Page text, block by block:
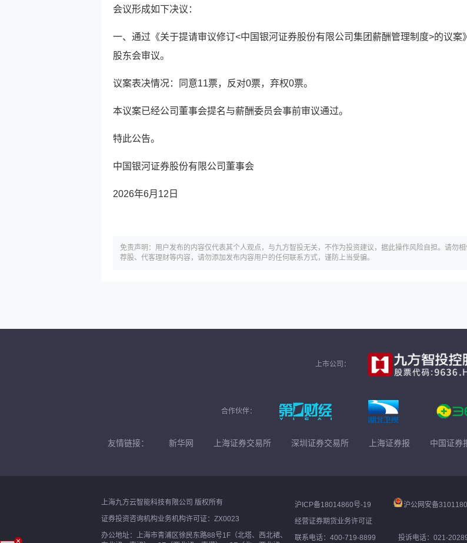
会议形成如下决议：
一、通过《关于提请审议修订<中国银河证券股份有限公司集团薪酬管理制度>的议案
股东会审议。
议案表决情况：同意11票，反对0票，弃权0票。
本议案已经公司董事会提名与薪酬委员会事前审议通过。
特此公告。
中国银河证券股份有限公司董事会
2026年6月12日
免责声明：用户发布的内容仅代表其个人观点，与九方智投无关，不作为投资建议，据此操作风险自担。请勿
荐股、代客理财等内容，请勿添加发布内容用户的任何联系方式，谨防上当受骗。
上市公司：
合作伙伴：
友情链接： 新华网 上海证券交易所 深圳证券交易所 上海证券报 中国证券
上海九方云智能科技有限公司 版权所有
证券投资咨询机构业务机构许可证：ZX0023
办公地址：上海市青浦区徐民东路88号1F（北塔、西北裙、
沪ICP备18014860号-19
沪公网安备
经营证券期货业务许可证
联系电话：400-719-8899
投诉电话：021-
×